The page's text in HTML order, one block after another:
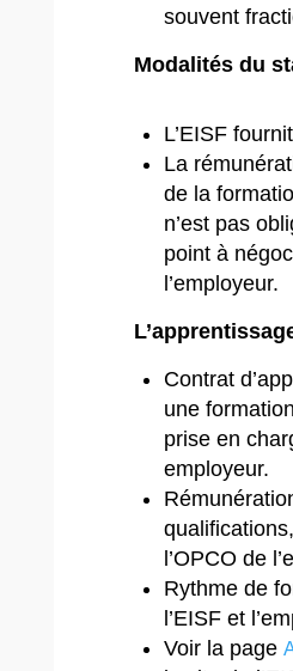
souvent
Modalités du
L’EISF
La
de la
n’est pas
point à
l’employeur.
Contrat
une
prise en
employeur.
l’OPCO de
Rythme de
l’EISF et
Voir la page